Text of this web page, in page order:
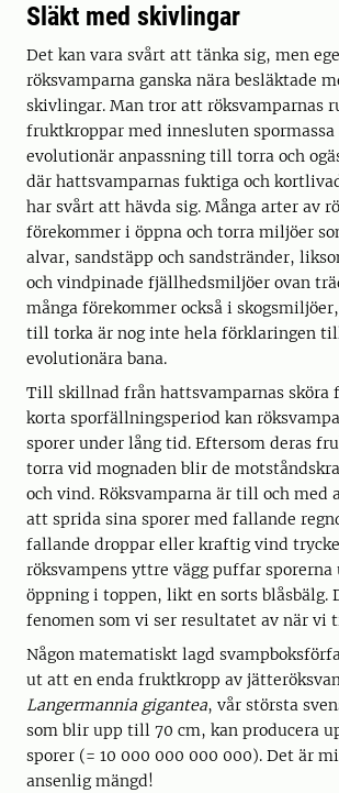
Släkt med skivlingar
Det kan vara svårt att tänka sig, men
röksvamparna ganska nära besläktade
skivlingar. Man tror att röksvamparnas
fruktkroppar med innesluten spormassa
evolutionär anpassning till torra och
där hattsvamparnas fuktiga och
har svårt att hävda sig. Många arter av
förekommer i öppna och torra miljöer
alvar, sandstäpp och sandstränder,
och vindpinade fjällhedsmiljöer ovan
många förekommer också i
till torka är nog inte hela förklaringen
evolutionära bana.
Till skillnad från hattsvamparnas sköra
korta sporfällningsperiod kan
sporer under lång tid. Eftersom deras
torra vid mognaden blir de
och vind. Röksvamparna är till och med
att sprida sina sporer med fallande
fallande droppar eller kraftig vind
röksvampens yttre vägg puffar sporerna
öppning i toppen, likt en sorts blåsbälg.
fenomen som vi ser resultatet av när vi
Någon matematiskt lagd
ut att en enda fruktkropp av
Langermannia gigantea, vår största
som blir upp till 70 cm, kan producera
sporer (= 10 000 000 000 000). Det är
ansenlig mängd!